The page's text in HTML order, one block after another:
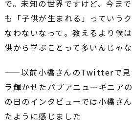
で。未知の世界ですけど、今ま
も「子供が生まれる」っていう
なわないなって。教えるより僕
供から学ぶことって多いんじゃな
――以前小橋さんのTwitterで見
ラ輝かせたパプアニューギニア
の日のインタビューでは小橋さ
たように感じました